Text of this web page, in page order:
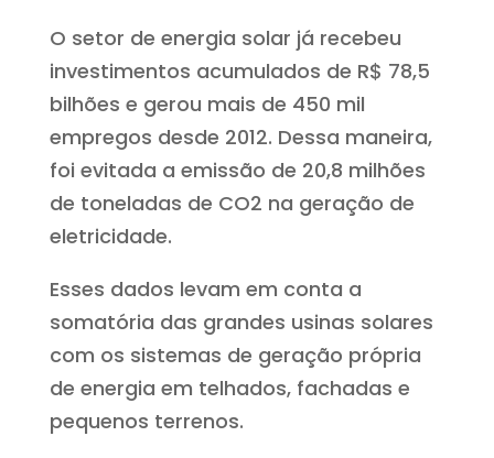
O setor de energia solar já recebeu
investimentos acumulados de R$ 78,5
bilhões e gerou mais de 450 mil
empregos desde 2012. Dessa maneira,
foi evitada a emissão de 20,8 milhões
de toneladas de CO2 na geração de
eletricidade.
Esses dados levam em conta a
somatória das grandes usinas solares
com os sistemas de geração própria
de energia em telhados, fachadas e
pequenos terrenos.